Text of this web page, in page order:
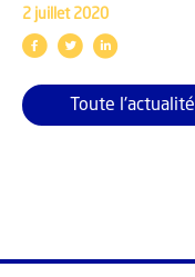
2 juillet 2020
Toute l'actualité